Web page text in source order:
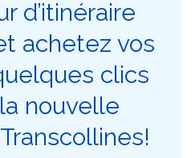
d’itinéraire
achetez vos
clics
nouvelle